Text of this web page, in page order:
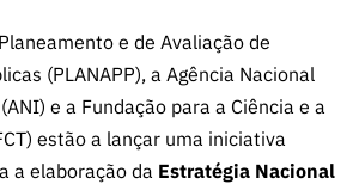
e de Avaliação de
(PLANAPP), a Agência Nacional
e a Fundação para a Ciência e a
estão a lançar uma iniciativa
a elaboração da Estratégia Nacional